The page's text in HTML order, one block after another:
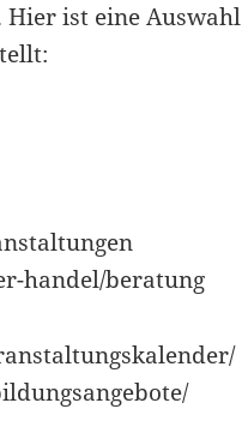
Hier ist eine Auswahl
handel/beratung